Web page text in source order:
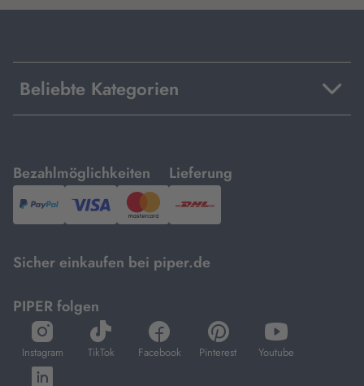
Beliebte Kategorien
Bezahlmöglichkeiten
mit
PayPal,Visa
und
Lieferung
mit
DHL.
Sicher einkaufen bei piper.de
PIPER folgen
Instagram
öffnet
in
neuem
TikTok
öffnet
in
Facebook
öffnet
in
Pinterest
öffnet
in
Youtube
öffnet
in
öffnet